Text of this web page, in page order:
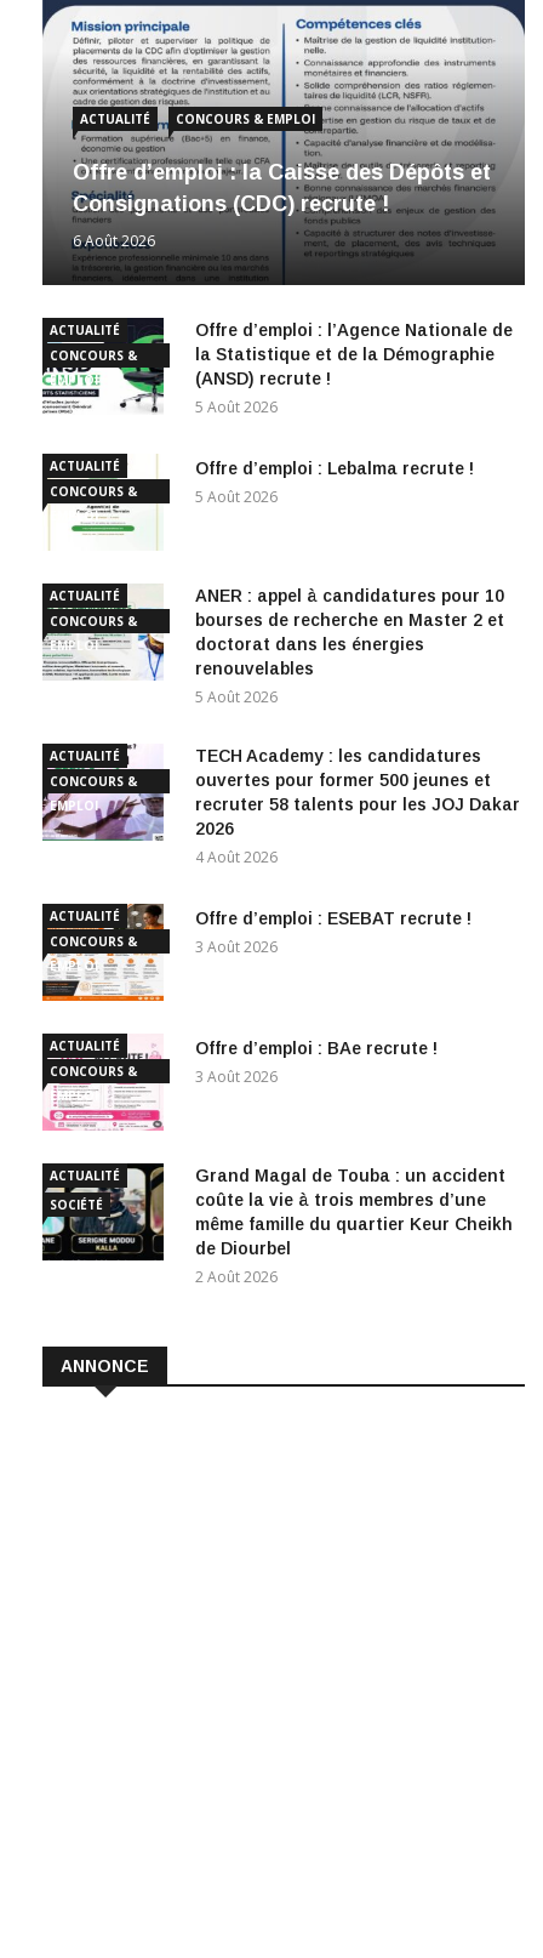
ACTUALITÉ CONCOURS & EMPLOI
Offre d’emploi : la Caisse des Dépôts et
Consignations (CDC) recrute !
6 Août 2026
ACTUALITÉ
CONCOURS &
EMPLOI
Offre d’emploi : l’Agence Nationale de
la Statistique et de la Démographie
(ANSD) recrute !
5 Août 2026
ACTUALITÉ
CONCOURS &
EMPLOI
Offre d’emploi : Lebalma recrute !
5 Août 2026
ACTUALITÉ
CONCOURS &
EMPLOI
ANER : appel à candidatures pour 10
bourses de recherche en Master 2 et
doctorat dans les énergies
renouvelables
5 Août 2026
ACTUALITÉ
CONCOURS &
EMPLOI
TECH Academy : les candidatures
ouvertes pour former 500 jeunes et
recruter 58 talents pour les JOJ Dakar
2026
4 Août 2026
ACTUALITÉ
CONCOURS &
EMPLOI
Offre d’emploi : ESEBAT recrute !
3 Août 2026
ACTUALITÉ
CONCOURS &
EMPLOI
Offre d’emploi : BAe recrute !
3 Août 2026
ACTUALITÉ
SOCIÉTÉ
Grand Magal de Touba : un accident
coûte la vie à trois membres d’une
même famille du quartier Keur Cheikh
de Diourbel
2 Août 2026
ANNONCE